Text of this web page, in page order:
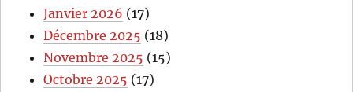
Janvier 2026 (17)
Décembre 2025 (18)
Novembre 2025 (15)
Octobre 2025 (17)